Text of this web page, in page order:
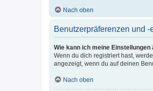
Nach oben
Benutzerpräferenzen und
Wie kann ich meine Einstellungen
Wenn du dich registriert hast,
angezeigt, wenn du auf deinen
Nach oben